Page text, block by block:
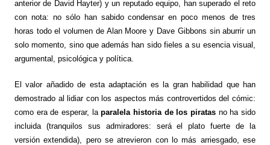
anterior de David Hayter) y un reputado equipo, han superado el reto
con nota: no sólo han sabido condensar en poco menos de tres
horas todo el volumen de Alan Moore y Dave Gibbons sin aburrir un
solo momento, sino que además han sido fieles a su esencia visual,
argumental, psicológica y política.
El valor añadido de esta adaptación es la gran habilidad que han
demostrado al lidiar con los aspectos más controvertidos del cómic:
como era de esperar, laparalela historia de los piratas no ha sido
incluida (tranquilos sus admiradores: será el plato fuerte de la
versión extendida), pero se atrevieron con lo más arriesgado, ese